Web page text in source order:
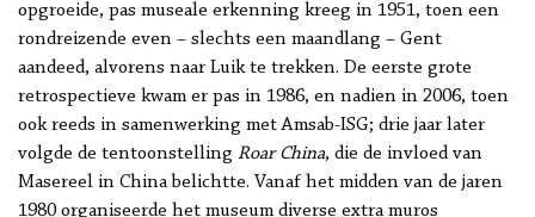
opgroeide, pas museale erkenning kreeg in 1951, toen een
rondreizende even – slechts een maandlang – Gent
aandeed, alvorens naar Luik te trekken. De eerste grote
retrospectieve kwam er pas in 1986, en nadien in 2006, toen
ook reeds in samenwerking met Amsab-ISG; drie jaar later
volgde de tentoonstelling Roar China, die de invloed van
Masereel in China belichtte. Vanaf het midden van de jaren
1980 organiseerde het museum diverse extra muros